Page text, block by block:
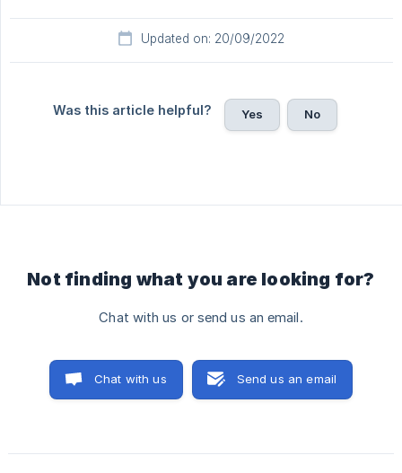
Updated on: 20/09/2022
Was this article helpful? Yes No
Not finding what you are looking for?
Chat with us or send us an email.
Chat with us Send us an email